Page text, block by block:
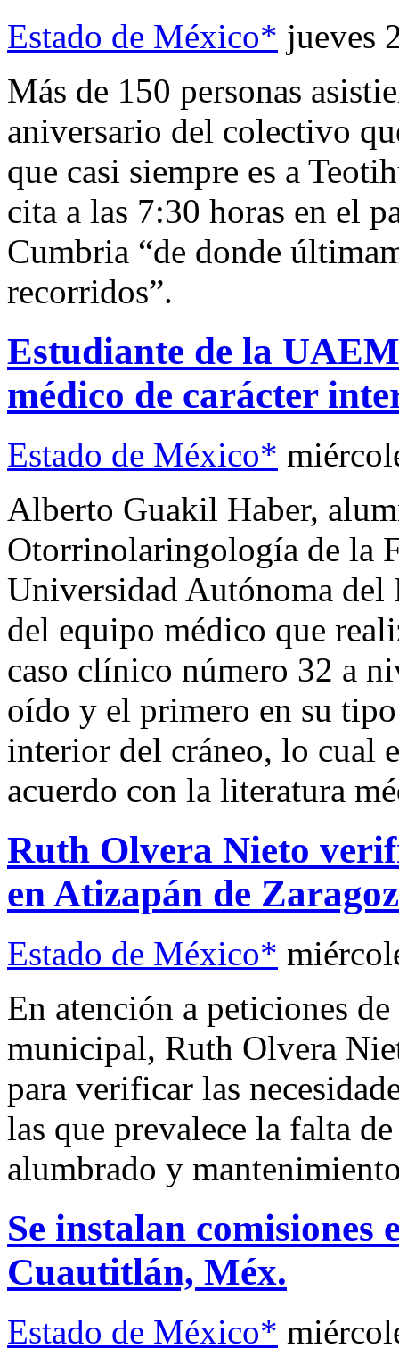
Estado de México* jueves
Más de 150 personas
aniversario del colectivo
que casi siempre es a
cita a las 7:30 horas en el
Cumbria “de donde
recorridos”.
Estudiante de la
médico de carácter
Estado de México*
Alberto Guakil Haber,
Otorrinolaringología de la
Universidad Autónoma
del equipo médico que
caso clínico número 32 a
oído y el primero en su
interior del cráneo, lo cual
acuerdo con la literatura
Ruth Olvera Nieto
en Atizapán de
Estado de México*
En atención a peticiones
municipal, Ruth Olvera
para verificar las
las que prevalece la falta
alumbrado y
Se instalan comisiones
Cuautitlán, Méx.
Estado de México*